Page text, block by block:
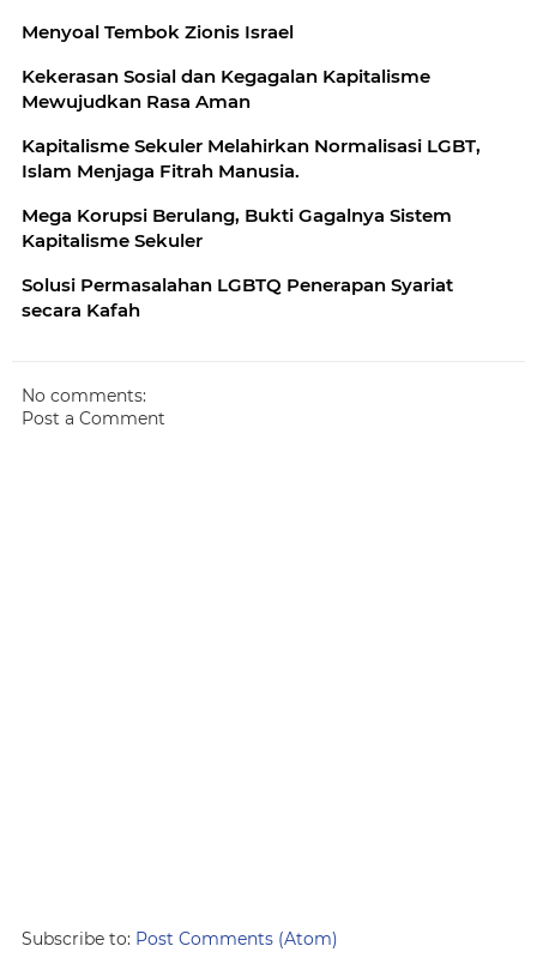
Menyoal Tembok Zionis Israel
Kekerasan Sosial dan Kegagalan Kapitalisme
Mewujudkan Rasa Aman
Kapitalisme Sekuler Melahirkan Normalisasi LGBT,
Islam Menjaga Fitrah Manusia.
Mega Korupsi Berulang, Bukti Gagalnya Sistem
Kapitalisme Sekuler
Solusi Permasalahan LGBTQ Penerapan Syariat
secara Kafah
No comments:
Post a Comment
Subscribe to: Post Comments (Atom)